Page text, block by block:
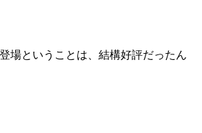
場ということは、結構好評だったん